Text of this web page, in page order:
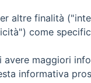
altre finalità
come
maggiori
informativa